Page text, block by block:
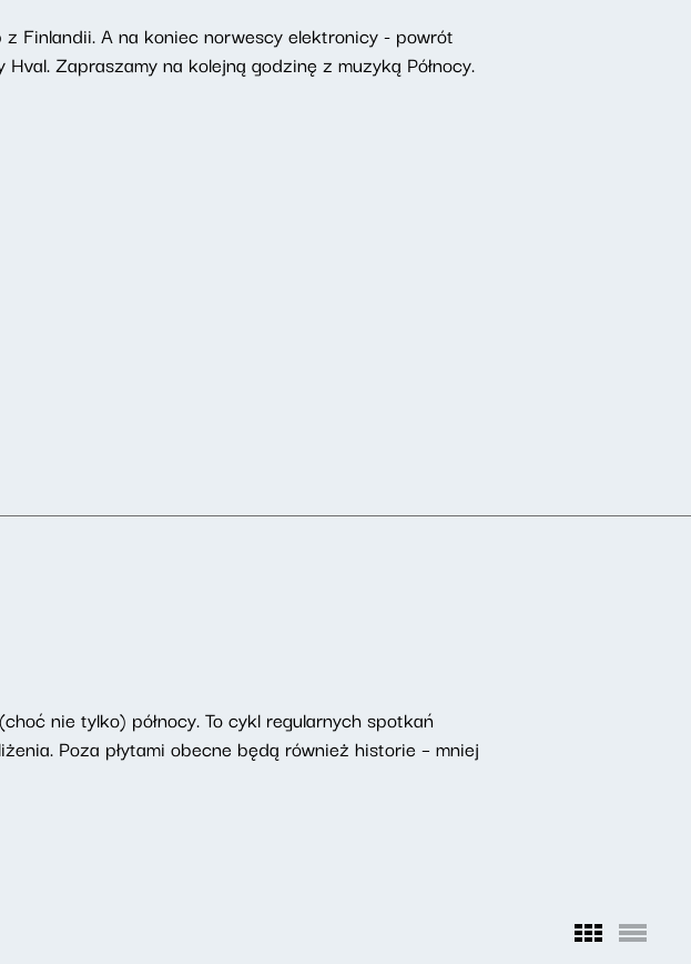
Finlandii. A na koniec norwescy elektronicy - powrót
Zapraszamy na kolejną godzinę z muzyką Północy.
nie tylko) północy. To cykl regularnych spotkań
Poza płytami obecne będą również historie – mniej